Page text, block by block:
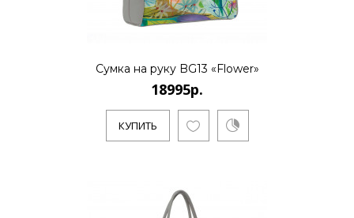
Сумка на руку BG13 «Flower»
18995р.
КУПИТЬ